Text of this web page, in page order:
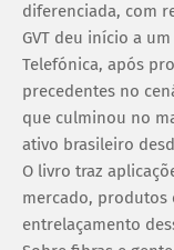
diferenciada, com
GVT deu início a
Telefónica, após
precedentes no
que culminou no
ativo brasileiro
O livro traz
mercado, produtos
entrelaçamento